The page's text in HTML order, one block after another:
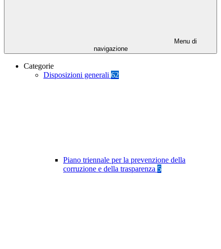
Menu di
navigazione
Categorie
Disposizioni generali 62
Piano triennale per la prevenzione della
corruzione e della trasparenza 5